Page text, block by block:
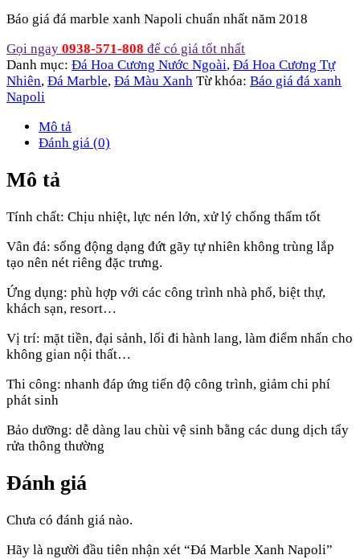
Báo giá đá marble xanh Napoli chuẩn nhất năm 2018
Gọi ngay 0938-571-808 để có giá tốt nhất
Danh mục: Đá Hoa Cương Nước Ngoài, Đá Hoa Cương Tự
Nhiên, Đá Marble, Đá Màu Xanh Từ khóa: Báo giá đá xanh
Napoli
Mô tả
Đánh giá (0)
Mô tả
Tính chất: Chịu nhiệt, lực nén lớn, xử lý chống thấm tốt
Vân đá: sống động dạng đứt gãy tự nhiên không trùng lắp
tạo nên nét riêng đặc trưng.
Ứng dụng: phù hợp với các công trình nhà phố, biệt thự,
khách sạn, resort…
Vị trí: mặt tiền, đại sảnh, lối đi hành lang, làm điểm nhấn cho
không gian nội thất…
Thi công: nhanh đáp ứng tiến độ công trình, giảm chi phí
phát sinh
Bảo dưỡng: dễ dàng lau chùi vệ sinh bằng các dung dịch tẩy
rửa thông thường
Đánh giá
Chưa có đánh giá nào.
Hãy là người đầu tiên nhận xét “Đá Marble Xanh Napoli”